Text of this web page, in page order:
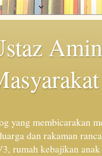
yang membicarakan
dan rakaman
rumah kebajikan